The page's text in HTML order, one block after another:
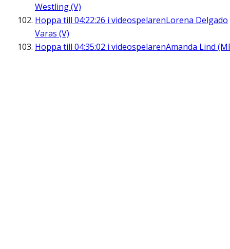
Westling (V)
Hoppa till 04:22:26 i videospelarenLorena Delgado
Varas (V)
Hoppa till 04:35:02 i videospelarenAmanda Lind